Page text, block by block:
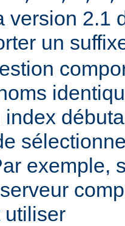
version 2.1
un
exemple,
utiliser